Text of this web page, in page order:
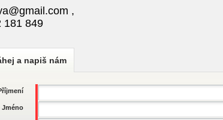
,
181 849
a napiš nám
Jméno